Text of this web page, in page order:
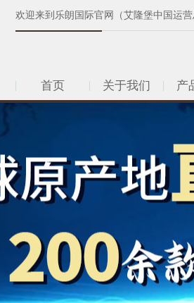
欢迎来到乐朗国际官网（艾隆堡中国运营
首页 关于我们 产